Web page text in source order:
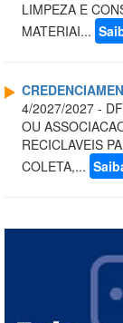
LIMPEZA E
MATERIAI...
4/2027/2027 -
OU
RECICLAVEIS
COLETA,...